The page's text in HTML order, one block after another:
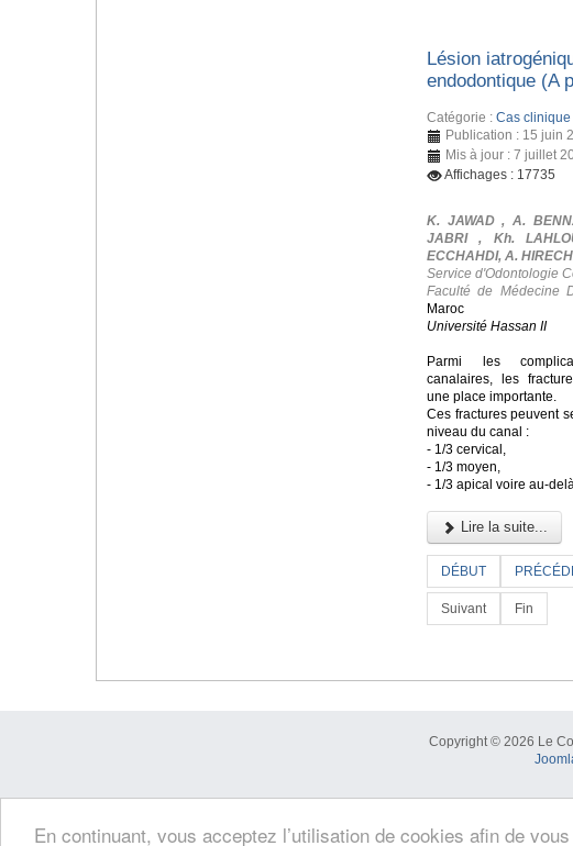
En continuant, vous acceptez l’utilisation de cookies afin de
Lésion
endodontique (A
Catégorie : Cas clinique
Publication : 15 juin
Mis à jour : 7 juillet
Affichages : 17735
K. JAWAD , A.
JABRI , Kh.
ECCHAHDI, A.
Service d'Odontologie
Faculté de Médecine
Maroc
Université Hassan II
Parmi les
canalaires, les
une place importante.
Ces fractures peuvent
niveau du canal :
- 1/3 cervical,
- 1/3 moyen,
- 1/3 apical voire au-
Lire la suite...
DÉBUT
Suivant Fin
Copyright © 2026 Le